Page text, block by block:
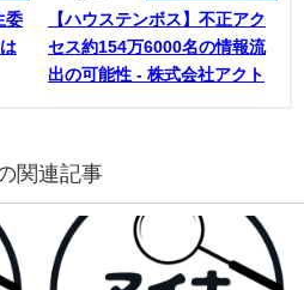
委
【ハウステンボス】不正アク
セス約154万6000名の情報流
出の可能性 - 株式会社アクト
関連記事